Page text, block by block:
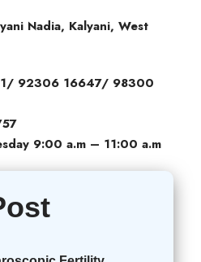
Nadia, Kalyani, West
92306 16647/ 98300
9:00 a.m – 11:00 a.m